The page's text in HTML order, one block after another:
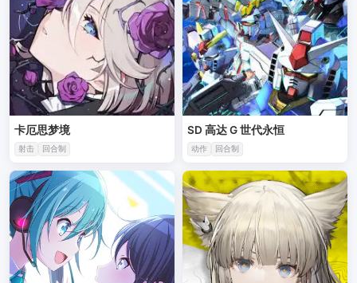
卡厄思梦境
射击 回合制
SD 高达 G 世代永恒
动作 回合制